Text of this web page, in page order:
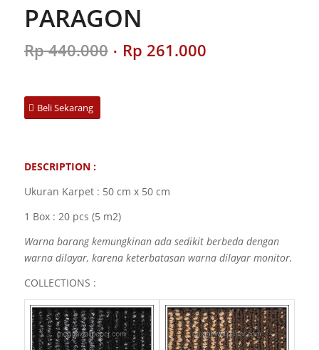
PARAGON
Rp440.000 Original
price
Rp 261.000Current
Beli Sekarang
DESCRIPTION :
Ukuran Karpet : 50 cm x 50 cm
1 Box : 20 pcs (5 m2)
Warna barang kemungkinan ada sedikit berbeda dengan
warna dilayar, karena keterbatasan warna dilayar monitor.
COLLECTIONS :